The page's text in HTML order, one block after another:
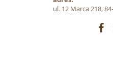
ul. 12 Marca 218,